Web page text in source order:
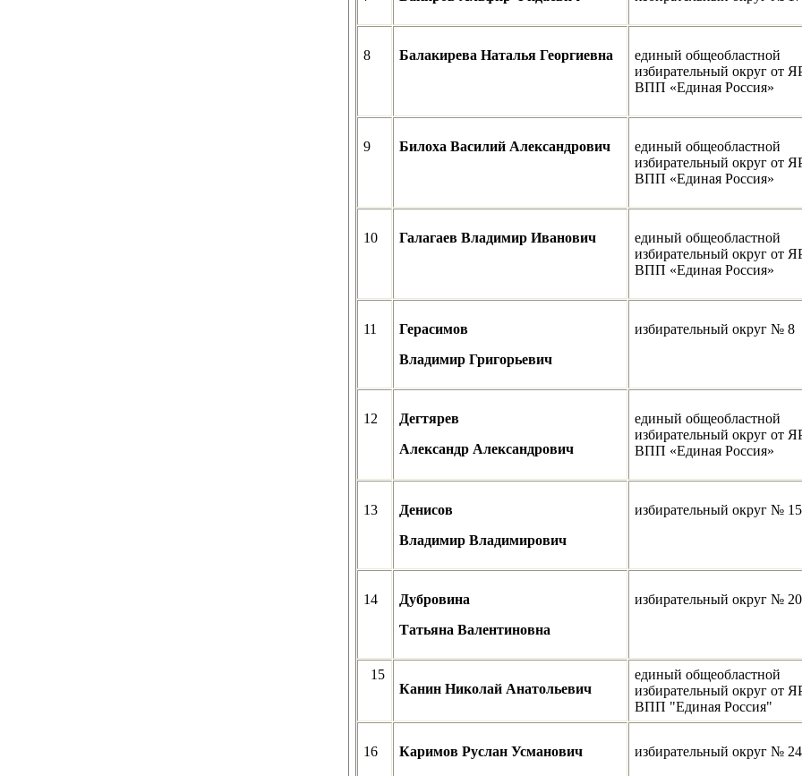
8 Балакирева Наталья Георгиевна
единый общеобластной
избирательный округ от
ВПП «Единая Россия»
9 Билоха Василий Александрович
единый общеобластной
избирательный округ от
ВПП «Единая Россия»
10 ГалагаевВладимир Иванович
единый общеобластной
избирательный округ от
ВПП «Единая Россия»
11
Герасимов
Владимир Григорьевич
избирательный округ № 8
12
Дегтярев
Александр Александрович
единый общеобластной
избирательный округ от
ВПП «Единая Россия»
13
Денисов
Владимир Владимирович
избирательный округ № 15
14
Дубровина
Татьяна Валентиновна
избирательный округ № 20
15
Канин Николай Анатольевич
единый общеобластной
избирательный округ от
ВПП "Единая Россия"
16 КаримовРуслан Усманович избирательный округ № 24